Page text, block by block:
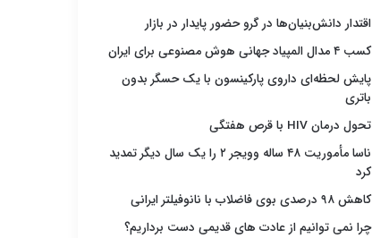
اقتدار دانش‌بنیان‌ها در گرو حضور پایدار در بازار
کسب ۴ مدال المپیاد جهانی هوش مصنوعی برای ایران
پایش لحظه‌ای داروی پارکینسون با یک حسگر بدون
باتری
تحول درمان HIV با قرص هفتگی
ناسا مأموریت ۴۸ ساله وویجر ۲ را یک سال دیگر تمدید
کرد
کاهش ۹۸ درصدی بوی فاضلاب با نانوفیلتر ایرانی
چرا نمی توانیم از عادت های قدیمی دست برداریم؟